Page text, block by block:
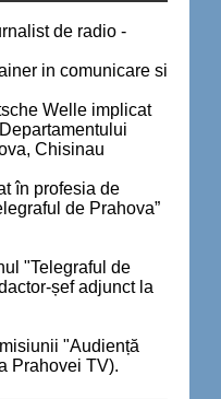
de radio -
in comunicare si
Welle implicat
Chisinau
în profesia de
de Prahova”
"Telegraful de
șef adjunct la
"Audiență
Prahovei TV).